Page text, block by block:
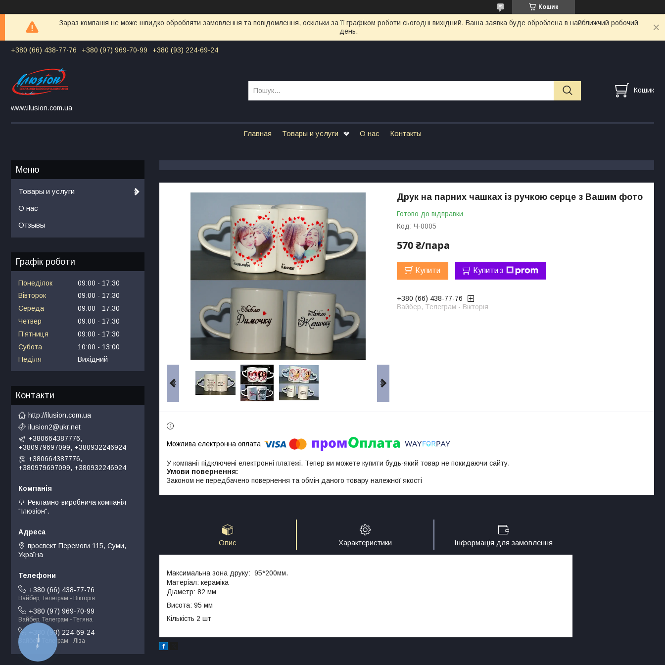
Кошик
Зараз компанія не може швидко обробляти замовлення та повідомлення, оскільки за її графіком роботи сьогодні вихідний. Ваша заявка буде оброблена в найближчий робочий
день.
+380 (66) 438-77-76 +380 (97) 969-70-99 +380 (93) 224-69-24
www.ilusion.com.ua
Кошик
Главная Товары и услуги О нас Контакты
Друк на парних чашках із ручкою серце з Вашим фото
Готово до відправки
Код: Ч-0005
570 ₴/пара
Купити Купити з
+380 (66) 438-77-76
Вайбер, Телеграм - Вікторія
У компанії підключені електронні платежі. Тепер ви можете купити будь-який товар не покидаючи сайту.
Законом не передбачено повернення та обмін даного товару належної якості
Опис Характеристики Інформація для замовлення
Максимальна зона друку: 95*200мм.
Матеріал: кераміка
Діаметр: 82 мм
Висота: 95 мм
Кількість 2 шт
Товары и услуги
О нас
Отзывы
Графік роботи
Понеділок 09:00
17:30
Вівторок
09:00
17:30
Середа
09:00
17:30
Четвер
09:00
17:30
Пʼятниця
09:00
17:30
Субота
10:00
13:00
Неділя
Вихідний
Контакти
http://ilusion.com.ua
ilusion2@ukr.net
+380664387776,
+380979697099, +380932246924
+380664387776,
+380979697099, +380932246924
Рекламно-виробнича компанія
"Ілюзіон".
проспект Перемоги 115, Суми,
Україна
+380 (66) 438-77-76
Вайбер, Телеграм - Вікторія
+380 (97) 969-70-99
Вайбер, Телеграм - Тетяна
+380 (93) 224-69-24
Вайбер, Телеграм - Ліза
КНОПКА
ЗВ'ЯЗКУ